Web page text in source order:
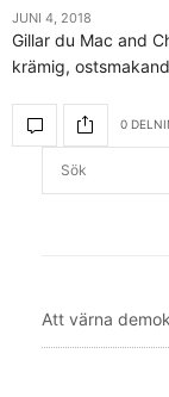
JUNI 4, 2018
Gillar du Mac and
krämig,
0
Att värna